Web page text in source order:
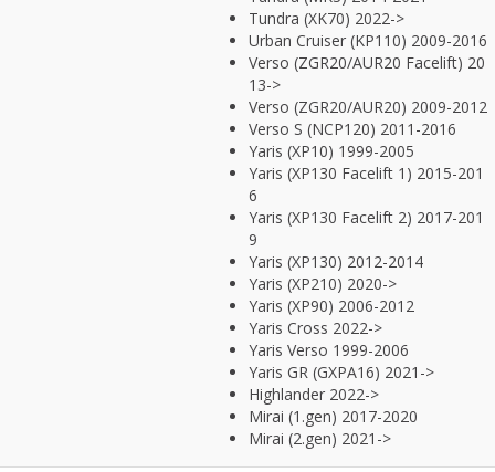
Tundra (XK70) 2022->
Urban Cruiser (KP110) 2009-2016
Verso (ZGR20/AUR20 Facelift) 20
13->
Verso (ZGR20/AUR20) 2009-2012
Verso S (NCP120) 2011-2016
Yaris (XP10) 1999-2005
Yaris (XP130 Facelift 1) 2015-201
6
Yaris (XP130 Facelift 2) 2017-201
9
Yaris (XP130) 2012-2014
Yaris (XP210) 2020->
Yaris (XP90) 2006-2012
Yaris Cross 2022->
Yaris Verso 1999-2006
Yaris GR (GXPA16) 2021->
Highlander 2022->
Mirai (1.gen) 2017-2020
Mirai (2.gen) 2021->